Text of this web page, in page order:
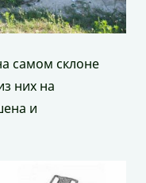
самом склоне
них на
и